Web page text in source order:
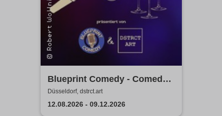
Blueprint Comedy - Comedy
& Cocktails | Düsseldorf
Düsseldorf, dstrct.art
12.08.2026 - 09.12.2026